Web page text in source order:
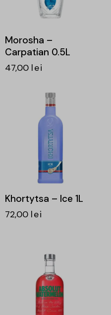
Morosha –
Carpatian 0.5L
47,00 lei
Khortytsa – Ice 1L
72,00 lei